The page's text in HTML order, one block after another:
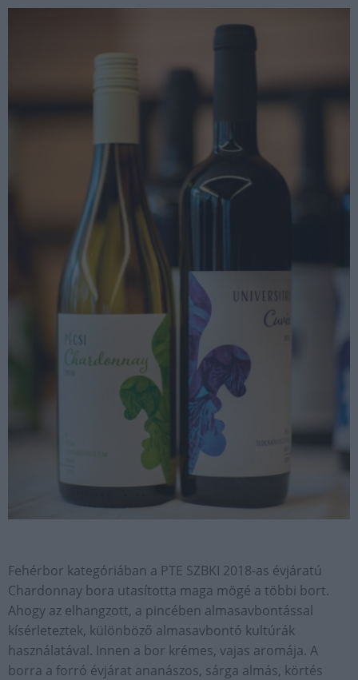
Fehérbor kategóriában a PTE SZBKI 2018-as évjáratú
Chardonnay bora utasította maga mögé a többi bort.
Ahogy az elhangzott, a pincében almasavbontással
kísérleteztek, különböző almasavbontó kultúrák
használatával. Innen a bor krémes, vajas aromája. A
borra a forró évjárat ananászos, sárga almás, körtés